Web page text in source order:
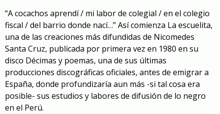
“A cocachos aprendí / mi labor de colegial / en el colegio
fiscal / del barrio donde nací…” Así comienza La escuelita,
una de las creaciones más difundidas de Nicomedes
Santa Cruz, publicada por primera vez en 1980 en su
disco Décimas y poemas, una de sus últimas
producciones discográficas oficiales, antes de emigrar a
España, donde profundizaría aun más -si tal cosa era
posible- sus estudios y labores de difusión de lo negro
en el Perú.